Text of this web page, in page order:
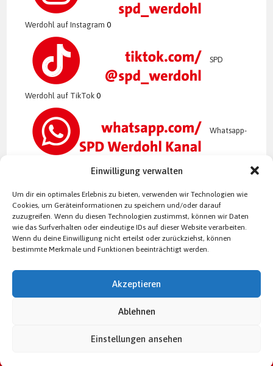
Einwilligung verwalten
Um dir ein optimales Erlebnis zu bieten, verwenden wir Technologien wie
Cookies, um Geräteinformationen zu speichern und/oder darauf
zuzugreifen. Wenn du diesen Technologien zustimmst, können wir Daten
wie das Surfverhalten oder eindeutige IDs auf dieser Website verarbeiten.
Wenn du deine Einwilligung nicht erteilst oder zurückziehst, können
bestimmte Merkmale und Funktionen beeinträchtigt werden.
Akzeptieren
Ablehnen
Einstellungen ansehen
Werdohl auf Instagram 0
SPD
Werdohl auf TikTok 0
Whatsapp-
Kanal der SPD Werdohl 0